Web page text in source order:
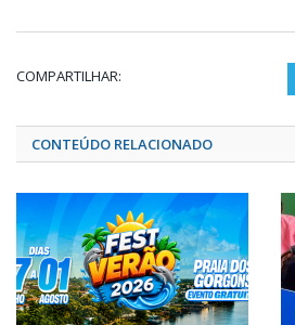
COMPARTILHAR:
CONTEÚDO RELACIONADO